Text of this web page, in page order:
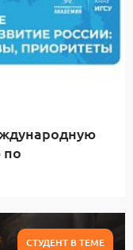
по
СТУДЕНТ В ТЕМЕ